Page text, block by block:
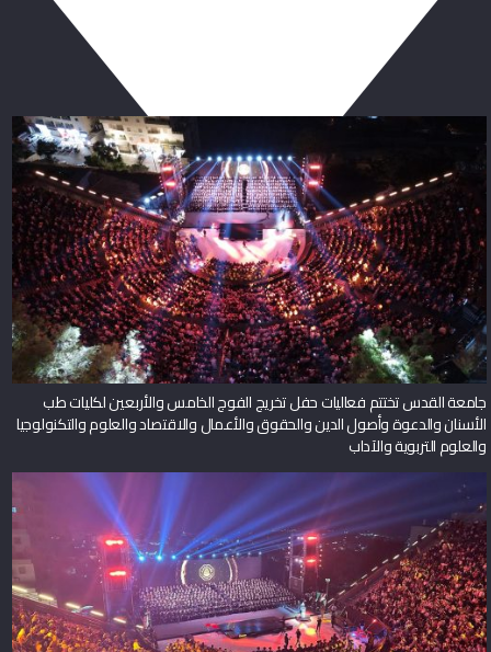
جامعة القدس تختتم فعاليات حفل تخريج الفوج الخامس والأربعين لكليات طب
الأسنان والدعوة وأصول الدين والحقوق والأعمال والاقتصاد والعلوم والتكنولوجيا
والعلوم التربوية والآداب